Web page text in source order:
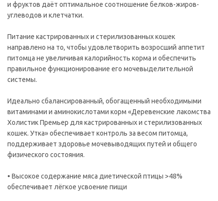
и фруктов даёт оптимальное соотношение белков-жиров-
углеводов и клетчатки.
Питание кастрированных и стерилизованных кошек
направлено на то, чтобы удовлетворить возросший аппетит
питомца не увеличивая калорийность корма и обеспечить
правильное функционирование его мочевыделительной
системы.
Идеально сбалансированный, обогащенный необходимыми
витаминами и аминокислотами корм «Деревенские лакомства
Холистик Премьер для кастрированных и стерилизованных
кошек. Утка» обеспечивает контроль за весом питомца,
поддерживает здоровье мочевыводящих путей и общего
физического состояния.
• Высокое содержание мяса диетической птицы >48%
обеспечивает лёгкое усвоение пищи